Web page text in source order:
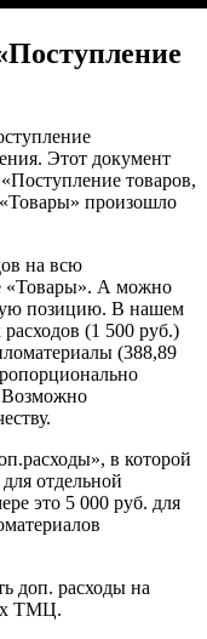
Этот документ
товаров,
произошло
на всю
«Товары». А можно
позицию. В нашем
(1 500 руб.)
(388,89
Возможно
в которой
отдельной
это 5 000 руб. для
доп. расходы на
ТМЦ.